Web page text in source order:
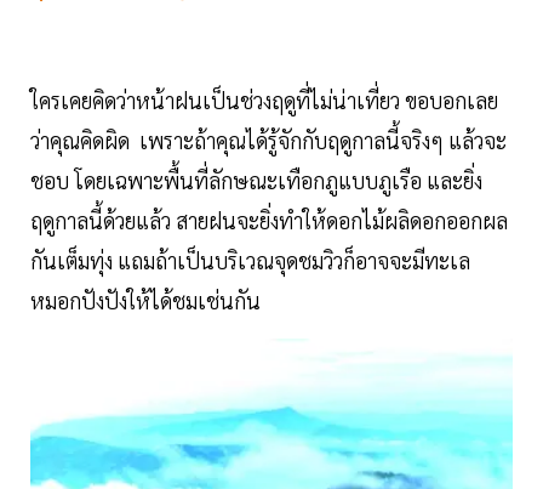
ใครเคยคิดว่าหน้าฝนเป็นช่วงฤดูที่ไม่น่าเที่ยว ขอบอกเลย
ว่าคุณคิดผิด เพราะถ้าคุณได้รู้จักกับฤดูกาลนี้จริงๆ แล้วจะ
ชอบ โดยเฉพาะพื้นที่ลักษณะเทือกภูแบบภูเรือ และยิ่ง
ฤดูกาลนี้ด้วยแล้ว สายฝนจะยิ่งทำให้ดอกไม้ผลิดอกออกผล
กันเต็มทุ่ง แถมถ้าเป็นบริเวณจุดชมวิวก็อาจจะมีทะเล
หมอกปังปังให้ได้ชมเช่นกัน